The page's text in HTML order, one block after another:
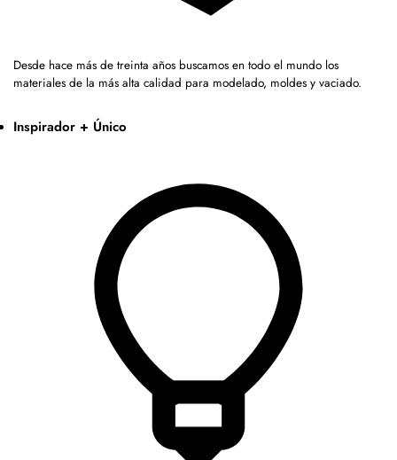
Desde hace más de treinta años buscamos en todo el mundo los
materiales de la más alta calidad para modelado, moldes y vaciado.
Inspirador + Único